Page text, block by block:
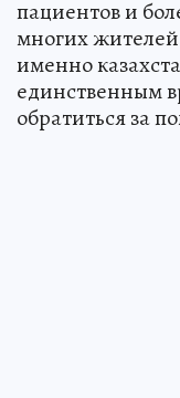
пациентов и
многих
именно
единственным
обратиться за